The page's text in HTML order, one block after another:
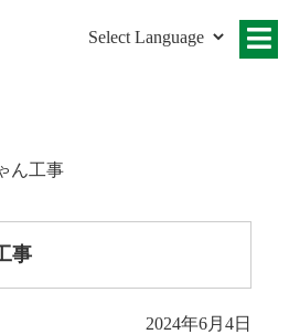
ん工事
事
2024年6月4日